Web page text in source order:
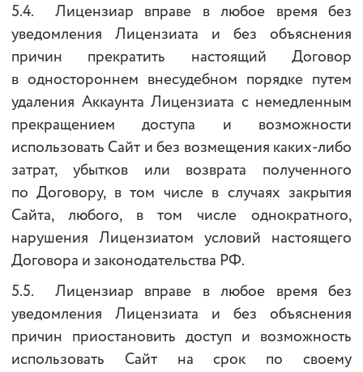
5.4. Лицензиар вправе в любое время без
уведомления Лицензиата и без объяснения
причин прекратить настоящий Договор
в одностороннем внесудебном порядке путем
удаления Аккаунта Лицензиата с немедленным
прекращением доступа и возможности
использовать Сайт и без возмещения каких-либо
затрат, убытков или возврата полученного
по Договору, в том числе в случаях закрытия
Сайта, любого, в том числе однократного,
нарушения Лицензиатом условий настоящего
Договора и законодательства РФ.
5.5. Лицензиар вправе в любое время без
уведомления Лицензиата и без объяснения
причин приостановить доступ и возможность
использовать Сайт на срок по своему